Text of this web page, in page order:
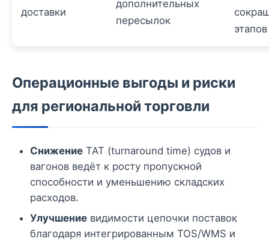
доставки
дополнительных
пересылок
этапов
Операционные выгоды и риски
для региональной торговли
Снижение TAT (turnaround time) судов и
вагонов ведёт к росту пропускной
способности и уменьшению складских
расходов.
Улучшение видимости цепочки поставок
благодаря интегрированным TOS/WMS и